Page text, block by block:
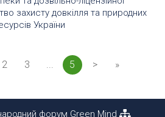
захисту довкілля та природних
України
2 3 ... 5 > »
форум Green Mind